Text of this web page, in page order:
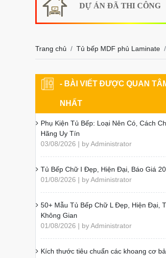
DỰ ÁN ĐÃ THI CÔNG
Trang chủ Tủ bếp MDF phủ Laminate
- BÀI VIẾT ĐƯỢC QUAN
NHẤT
Phụ Kiện Tủ Bếp: Loại Nên Có, Cách
Hãng Uy Tín
03/08/2026 | by Administrator
Tủ Bếp Chữ I Đẹp, Hiện Đại, Báo Giá
01/08/2026 | by Administrator
50+ Mẫu Tủ Bếp Chữ L Đẹp, Hiện Đại,
Không Gian
01/08/2026 | by Administrator
Kích thước tiêu chuẩn các khoang cơ